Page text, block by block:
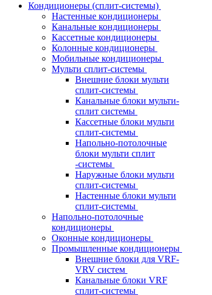
Кондиционеры (сплит-системы)
Настенные кондиционеры
Канальные кондиционеры
Кассетные кондиционеры
Колонные кондиционеры
Мобильные кондиционеры
Мульти сплит-системы
Внешние блоки мульти
сплит-системы
Канальные блоки мульти-
сплит системы
Кассетные блоки мульти
сплит-системы
Напольно-потолочные
блоки мульти сплит
-системы
Наружные блоки мульти
сплит-системы
Настенные блоки мульти
сплит-системы
Напольно-потолочные
кондиционеры
Оконные кондиционеры
Промышленные кондиционеры
Внешние блоки для VRF-
VRV систем
Канальные блоки VRF
сплит-системы